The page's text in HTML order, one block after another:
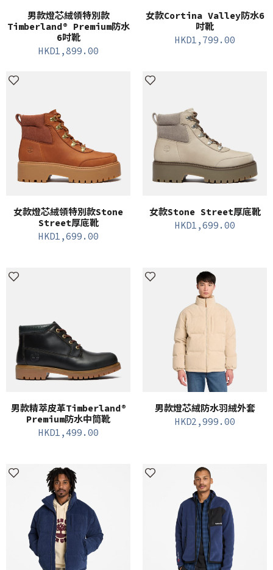
男款燈芯絨領特別款
Timberland® Premium防水
6吋靴
HKD1,899.00
女款Cortina Valley防水6
吋靴
HKD1,799.00
女款燈芯絨領特別款Stone
Street厚底靴
HKD1,699.00
女款Stone Street厚底靴
HKD1,699.00
男款精萃皮革Timberland®
Premium防水中筒靴
HKD1,499.00
男款燈芯絨防水羽絨外套
HKD2,999.00